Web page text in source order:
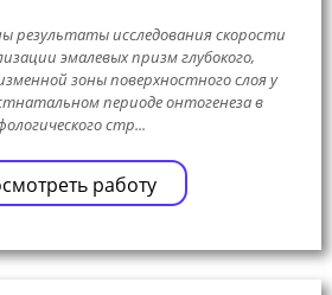
результаты исследования скорости
эмалевых призм глубокого,
зоны поверхностного слоя у
периоде онтогенеза в
стр...
работу